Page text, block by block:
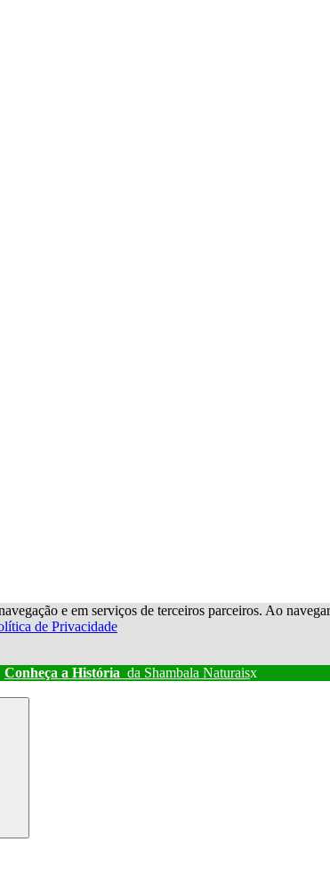
e em serviços de terceiros parceiros. Ao
de Privacidade
Conheça a História da Shambala Naturaisx